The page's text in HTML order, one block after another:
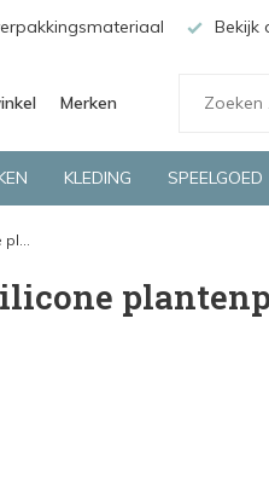
Bekijk
Merken
KLEDING SPEELGOED
pl...